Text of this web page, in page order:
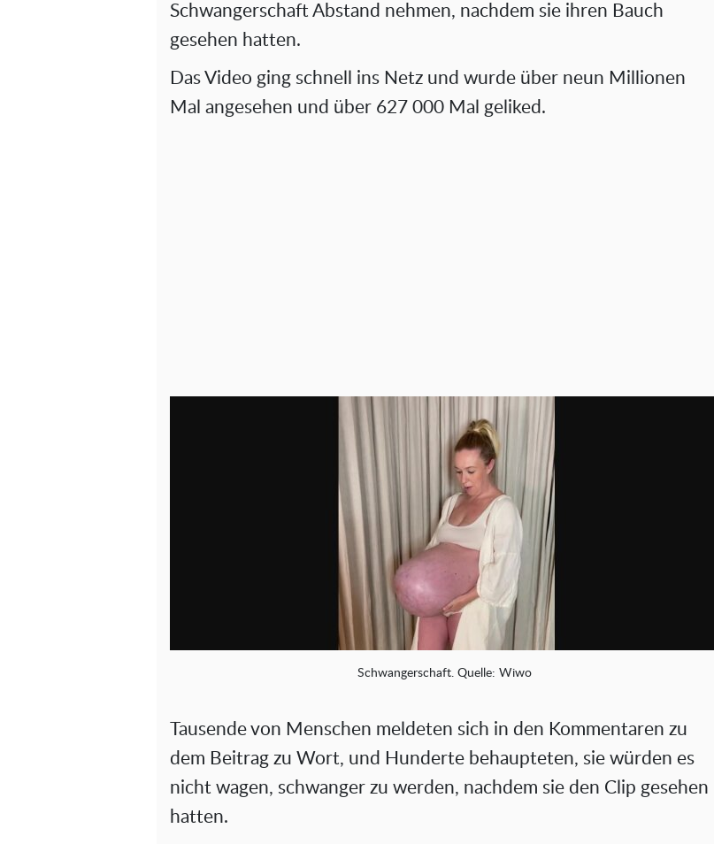
Schwangerschaft Abstand nehmen, nachdem sie ihren Bauch
gesehen hatten.
Das Video ging schnell ins Netz und wurde über neun Millionen
Mal angesehen und über 627 000 Mal geliked.
Schwangerschaft. Quelle: Wiwo
Tausende von Menschen meldeten sich in den Kommentaren zu
dem Beitrag zu Wort, und Hunderte behaupteten, sie würden es
nicht wagen, schwanger zu werden, nachdem sie den Clip gesehen
hatten.